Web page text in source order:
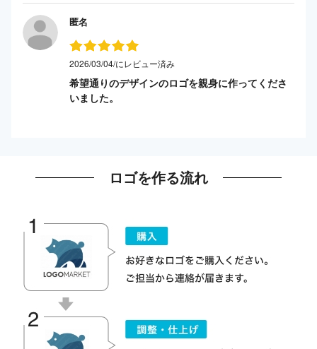
匿名
2026/03/04/にレビュー済み
希望通りのデザインのロゴを親身に作ってくださ
いました。
ロゴを作る流れ